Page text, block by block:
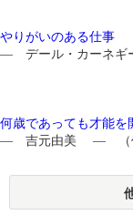
やりがいのある仕事
― デール・カーネ
何歳であっても才能
― 吉元由美 ― （作